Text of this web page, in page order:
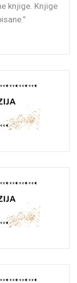
knjige. Knjige